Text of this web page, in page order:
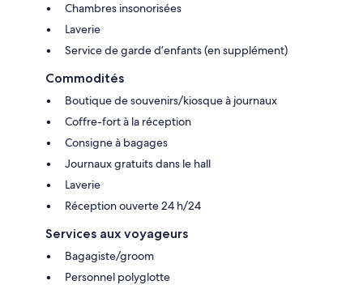
Chambres insonorisées
Laverie
Service de garde d’enfants (en supplément)
Commodités
Boutique de souvenirs/kiosque à journaux
Coffre-fort à la réception
Consigne à bagages
Journaux gratuits dans le hall
Laverie
Réception ouverte 24 h/24
Services aux voyageurs
Bagagiste/groom
Personnel polyglotte